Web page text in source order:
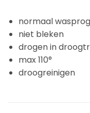
normaal
niet bleken
drogen in
max 110°
droogreinigen